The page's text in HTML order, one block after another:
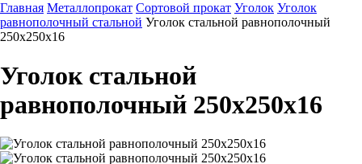
Главная Металлопрокат Сортовой прокат Уголок Уголок
равнополочный стальной Уголок стальной равнополочный
250х250х16
Уголок стальной
равнополочный 250х250х16